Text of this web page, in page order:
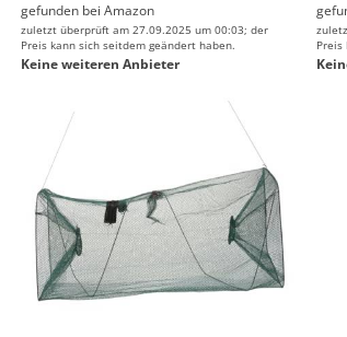
gefunden bei Amazon
zuletzt überprüft am 27.09.2025 um 00:03; der
Preis kann sich seitdem geändert haben.
Keine weiteren Anbieter
Preis